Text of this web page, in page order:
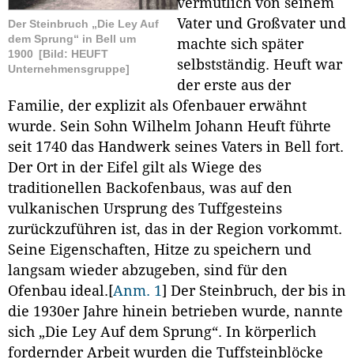
Der Steinbruch „Die Ley Auf
dem Sprung“ in Bell um
1900 [Bild: HEUFT
Unternehmensgruppe]
vermutlich von seinem
Vater und Großvater und
machte sich später
selbstständig. Heuft war
der erste aus der
Familie, der explizit als Ofenbauer erwähnt
wurde. Sein Sohn Wilhelm Johann Heuft führte
seit 1740 das Handwerk seines Vaters in Bell fort.
Der Ort in der Eifel gilt als Wiege des
traditionellen Backofenbaus, was auf den
vulkanischen Ursprung des Tuffgesteins
zurückzuführen ist, das in der Region vorkommt.
Seine Eigenschaften, Hitze zu speichern und
langsam wieder abzugeben, sind für den
Ofenbau ideal. [Anm. 1] Der Steinbruch, der bis in
die 1930er Jahre hinein betrieben wurde, nannte
sich „Die Ley Auf dem Sprung“. In körperlich
fordernder Arbeit wurden die Tuffsteinblöcke